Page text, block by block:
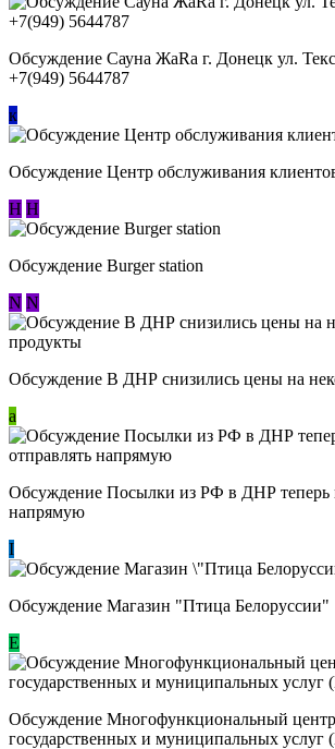
Обсуждение Сауна ЖаRa г. Донецк ул.
+7(949) 5644787
к
Обсуждение Центр обслуживания
Н Н
Обсуждение Burger station
N N
Обсуждение В ДНР снизились цены на
a
Обсуждение Посылки из РФ в ДНР теперь
напрямую
I
Обсуждение Магазин "Птица Белоруссии"
Е
Обсуждение Многофункциональный центр
государственных и муниципальных